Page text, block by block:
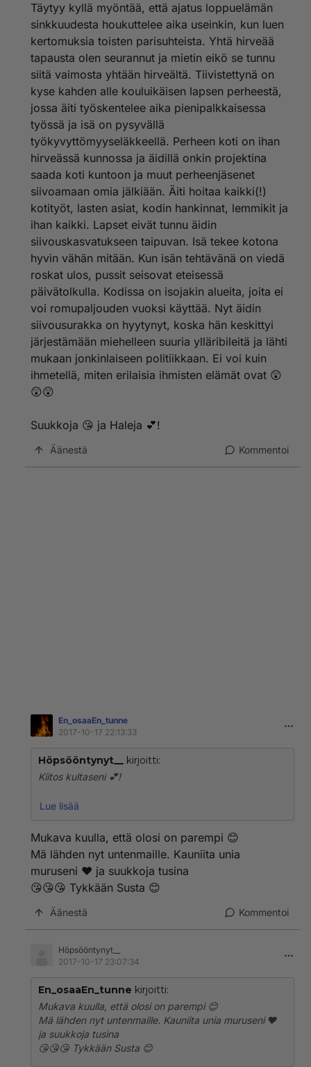
Täytyy kyllä myöntää, että ajatus loppuelämän
sinkkuudesta houkuttelee aika useinkin, kun luen
kertomuksia toisten parisuhteista. Yhtä hirveää
tapausta olen seurannut ja mietin eikö se tunnu
siitä vaimosta yhtään hirveältä. Tiivistettynä on
kyse kahden alle kouluikäisen lapsen perheestä,
jossa äiti työskentelee aika pienipalkkaisessa
työssä ja isä on pysyvällä
työkyvyttömyyseläkkeellä. Perheen koti on ihan
hirveässä kunnossa ja äidillä onkin projektina
saada koti kuntoon ja muut perheenjäsenet
siivoamaan omia jälkiään. Äiti hoitaa kaikki(!)
kotityöt, lasten asiat, kodin hankinnat, lemmikit ja
ihan kaikki. Lapset eivät tunnu äidin
siivouskasvatukseen taipuvan. Isä tekee kotona
hyvin vähän mitään. Kun isän tehtävänä on viedä
roskat ulos, pussit seisovat eteisessä
päivätolkulla. Kodissa on isojakin alueita, joita ei
voi romupaljouden vuoksi käyttää. Nyt äidin
siivousurakka on hyytynyt, koska hän keskittyi
järjestämään miehelleen suuria ylläribileitä ja lähti
mukaan jonkinlaiseen politiikkaan. Ei voi kuin
ihmetellä, miten erilaisia ihmisten elämät ovat 😲
😲😲
Suukkoja 😘 ja Haleja 💕!
Äänestä Kommentoi
En_osaaEn_tunne
2017-10-17 22:13:33
Höpsööntynyt__ kirjoitti:
Kiitos kultaseni 💕!
Kyllä se vaan on niin, että sosiaalisilla suhteilla on
mua. Mulle tuli myös mieleen, että jos mulla olisi
sellainen seurustelukumppani tai avopuoliso, joka
osaisi käsitellä mua, niin hän varmaan olisi aika
helpostikin saanut mut paremmalle tuulelle. Edellisen
viestin aikaan siis ajattelin, että olen niin huonolla
haluaisin yksin mököttää. Sun viesti oli kuitenkin kiva
lukea ja mietin, että olisi se varmaan ollut yhtä
jollain tavalla. Naiset saattavat jopa olla tällaisissa
paljon yksilöllisiä eroja. Mulla on vaan aika paljon
kokemuksia ex-poikakavereista, että he ovat olleet
psyykkisesti kömpelöitä.
Ymmärrän varmaan hyvinkin tuota sinunkin suhteen
kehityskaarta, että aikoinaan on ollut tunteita ja
Lue lisää
Mukava kuulla, että olosi on parempi 😊
Mä lähden nyt untenmaille. Kauniita unia
muruseni ♥ ja suukkoja tusina
😘😘😘 Tykkään Susta 😊
Äänestä Kommentoi
Höpsööntynyt__
2017-10-17 23:07:34
En_osaaEn_tunne kirjoitti:
Mukava kuulla, että olosi on parempi 😊
Mä lähden nyt untenmaille. Kauniita unia muruseni ♥
ja suukkoja tusina
😘😘😘 Tykkään Susta 😊